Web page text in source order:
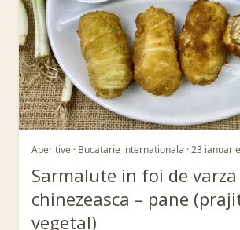
Aperitive · Bucatarie internationala · 23
Sarmalute in foi de varza
chinezeasca – pane
vegetal)